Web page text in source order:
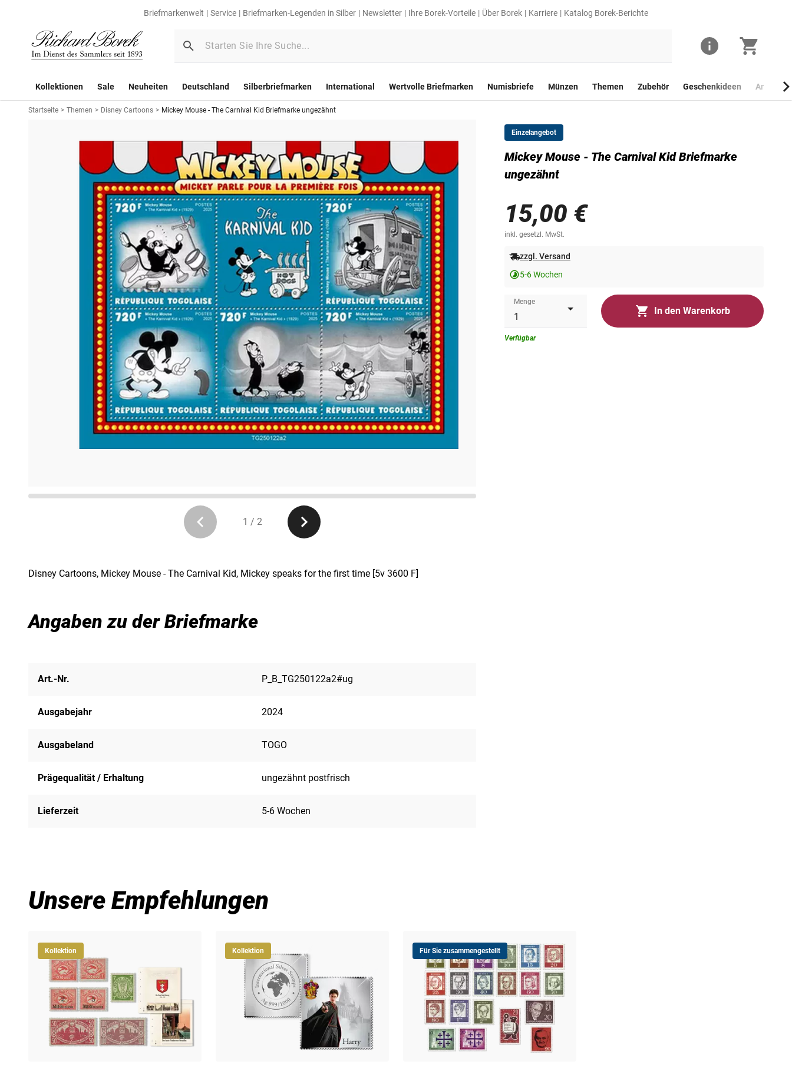
Briefmarkenwelt Service Briefmarken-Legenden in Silber Newsletter Ihre Borek-Vorteile Über Borek Karriere Katalog Borek-Berichte
Kollektionen Sale Neuheiten Deutschland Silberbriefmarken International Wertvolle Briefmarken Numisbriefe Münzen Themen Zubehör Geschenkideen
Startseite > Themen > Disney Cartoons > Mickey Mouse - The Carnival Kid Briefmarke ungezähnt
1 / 2
Einzelangebot
Mickey Mouse - The Carnival Kid Briefmarke
ungezähnt
15,00 €
inkl. gesetzl. MwSt.
zzgl. Versand
5-6 Wochen
Menge
In den Warenkorb
Verfügbar
Disney Cartoons, Mickey Mouse - The Carnival Kid, Mickey speaks for the first time [5v 3600 F]
Angaben zu der Briefmarke
Art.-Nr. P_B_TG250122a2#ug
Ausgabejahr 2024
Ausgabeland TOGO
Prägequalität / Erhaltung ungezähnt postfrisch
Lieferzeit 5-6 Wochen
Unsere Empfehlungen
Kollektion Kollektion Für Sie zusammengestellt